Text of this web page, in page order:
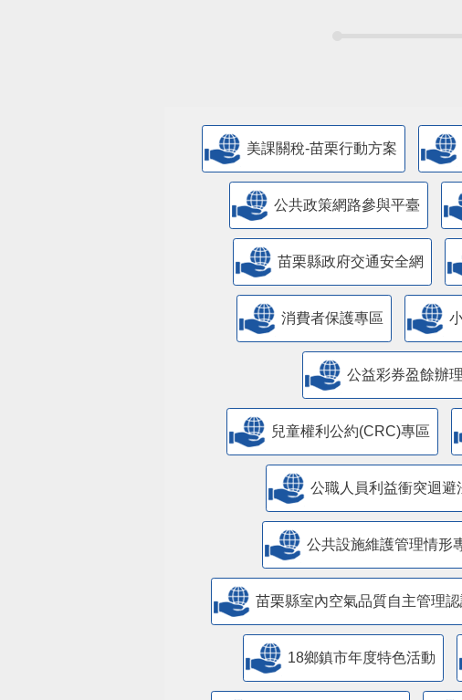
美課關稅-苗栗行動方案
公共政策網路參與平臺
苗栗縣政府交通安全網
消費者保護專區
公益彩券盈餘辦
兒童權利公約(CRC)專區
公職人員利益衝突迴避
公共設施維護管理情形
苗栗縣室內空氣品質自主管理
18鄉鎮市年度特色活動